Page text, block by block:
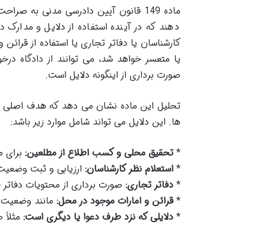
ماده 149 قانون آیین دادرسی مدنی
دهند که در آینده استفاده از دلایل و
کارشناسان یا دفاتر تجاری یا استفاده از
یا متعسر خواهد شد، می توانند از دادگاه
صورت برداری از اینگونه دلایل است.
تحلیل این ماده نشان می دهد که هدف اصلی
ها. این دلایل می تواند شامل موارد زیر باشد:
*تحقیق محلی و کسب اطلاع از مطلعین:
*استعلام نظر کارشناسان: ارزیابی و ثبت
*دفاتر تجاری: صورت برداری از محتویات
*قرائن و امارات موجود در محل: مانند
*دلایلی که نزد طرف دعوا یا دیگری است: